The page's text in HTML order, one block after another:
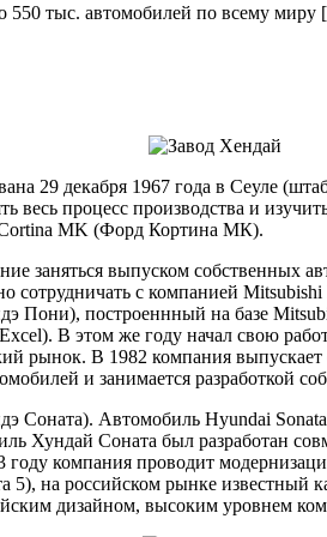
550 тыс. автомобилей по всему
29 декабря 1967 года в Сеуле
весь процесс производства и
Cortina MK (Форд Кортина МК).
заняться выпуском собственных
сотрудничать с компанией
Пони), построеннный на базе
В этом же году начал свою
рынок. В 1982 компания
и занимается разработкой
Соната). Автомобиль Hyundai
Хундай Соната был разработан
компания проводит
5), на российском рынке известный
дизайном, высоким уровнем